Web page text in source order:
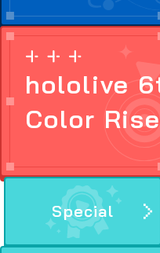
hololive
Color
Special